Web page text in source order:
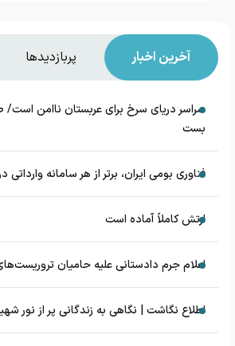
آخرین اخبار پربازدیدها
سراسر دریای سرخ برای عربستان ناامن است/
بست
فناوری بومی ایران، برتر از هر سامانه
ارتش کاملاً آماده است
اعلام جرم دادستانی علیه حامیان
اطلاع نگاشت | نگاهی به زندگانی پر از نور